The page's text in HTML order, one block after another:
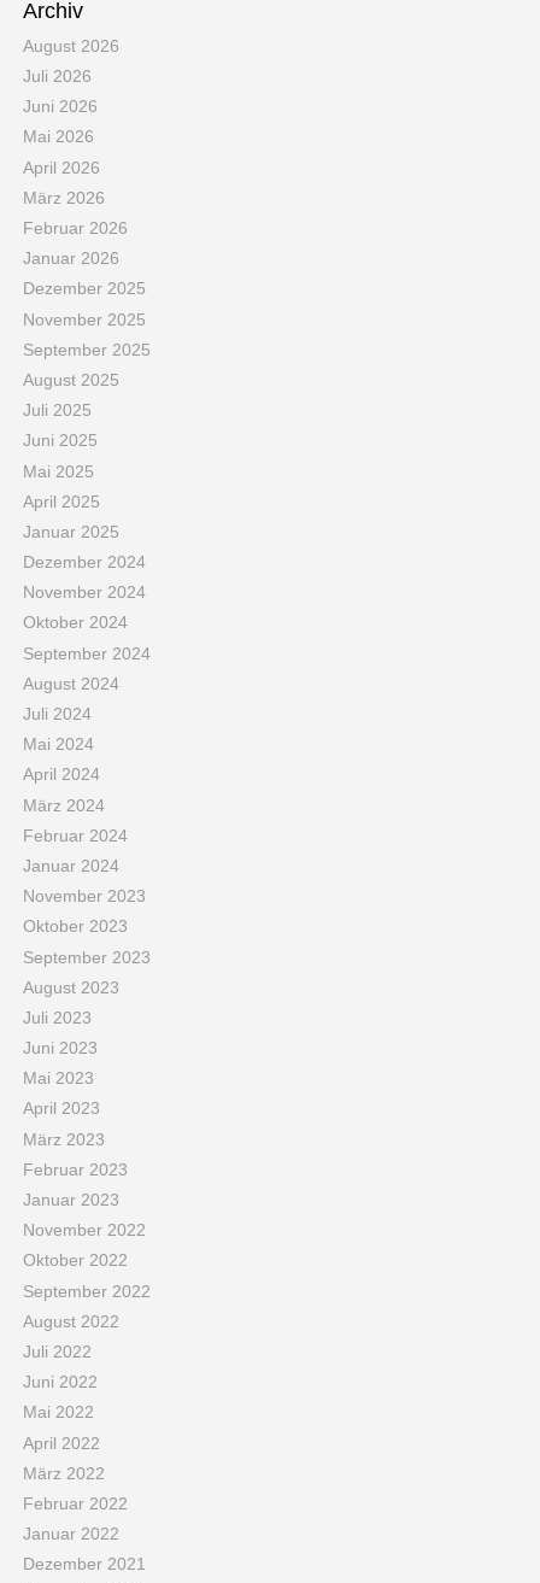
Archiv
August 2026
Juli 2026
Juni 2026
Mai 2026
April 2026
März 2026
Februar 2026
Januar 2026
Dezember 2025
November 2025
September 2025
August 2025
Juli 2025
Juni 2025
Mai 2025
April 2025
Januar 2025
Dezember 2024
November 2024
Oktober 2024
September 2024
August 2024
Juli 2024
Mai 2024
April 2024
März 2024
Februar 2024
Januar 2024
November 2023
Oktober 2023
September 2023
August 2023
Juli 2023
Juni 2023
Mai 2023
April 2023
März 2023
Februar 2023
Januar 2023
November 2022
Oktober 2022
September 2022
August 2022
Juli 2022
Juni 2022
Mai 2022
April 2022
März 2022
Februar 2022
Januar 2022
Dezember 2021